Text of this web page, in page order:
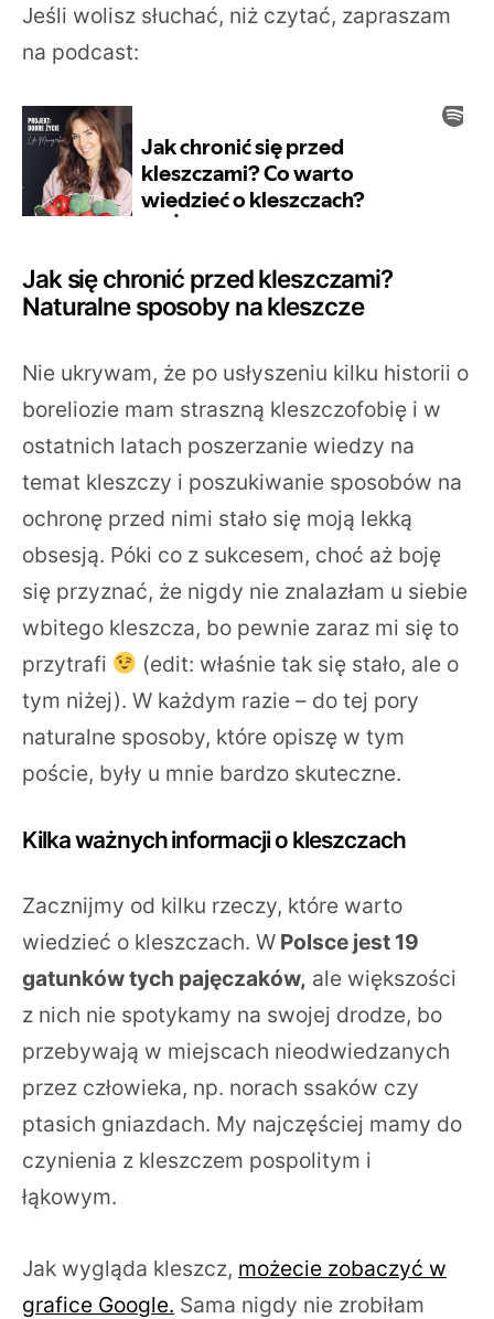
Jeśli wolisz słuchać, niż czytać, zapraszam
na podcast:
Jak się chronić przed kleszczami?
Naturalne sposoby na kleszcze
Nie ukrywam, że po usłyszeniu kilku historii o
boreliozie mam straszną kleszczofobię i w
ostatnich latach poszerzanie wiedzy na
temat kleszczy i poszukiwanie sposobów na
ochronę przed nimi stało się moją lekką
obsesją. Póki co z sukcesem, choć aż boję
się przyznać, że nigdy nie znalazłam u siebie
wbitego kleszcza, bo pewnie zaraz mi się to
przytrafi
(edit: właśnie tak się stało, ale o
tym niżej). W każdym razie – do tej pory
naturalne sposoby, które opiszę w tym
poście, były u mnie bardzo skuteczne.
Kilka ważnych informacji o kleszczach
Zacznijmy od kilku rzeczy, które warto
wiedzieć o kleszczach. W Polsce jest 19
gatunków tych pajęczaków, ale większości
z nich nie spotykamy na swojej drodze, bo
przebywają w miejscach nieodwiedzanych
przez człowieka, np. norach ssaków czy
ptasich gniazdach. My najczęściej mamy do
czynienia z kleszczem pospolitym i
łąkowym.
Jak wygląda kleszcz, możecie zobaczyć w
grafice Google. Sama nigdy nie zrobiłam